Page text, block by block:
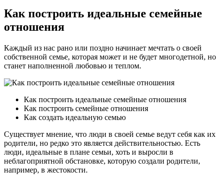
Как построить идеальные семейные
отношения
Каждый из нас рано или поздно начинает мечтать о своей
собственной семье, которая может и не будет многодетной, но
станет наполненной любовью и теплом.
Как построить идеальные семейные отношения
Как построить семейные отношения
Как создать идеальную семью
Существует мнение, что люди в своей семье ведут себя как их
родители, но редко это является действительностью. Есть
люди, идеальные в плане семьи, хоть и выросли в
неблагоприятной обстановке, которую создали родители,
например, в жестокости.